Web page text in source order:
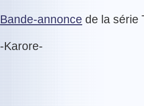
Bande-annonce de la série
-Karore-